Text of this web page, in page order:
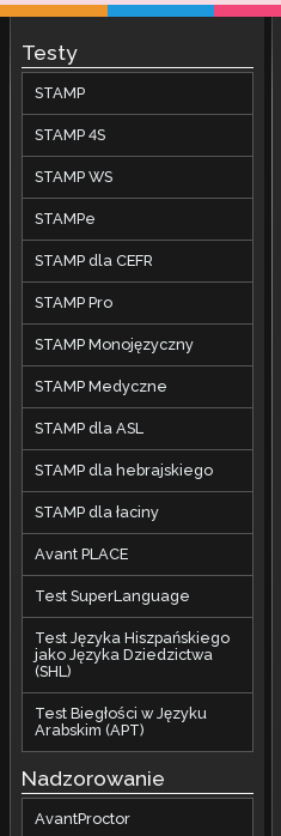
Testy
STAMP
STAMP 4S
STAMP WS
STAMPe
STAMP dla CEFR
STAMP Pro
STAMP Monojęzyczny
STAMP Medyczne
STAMP dla ASL
STAMP dla hebrajskiego
STAMP dla łaciny
Avant PLACE
Test SuperLanguage
Test Języka Hiszpańskiego
jako Języka Dziedzictwa
(SHL)
Test Biegłości w Języku
Arabskim (APT)
Nadzorowanie
AvantProctor